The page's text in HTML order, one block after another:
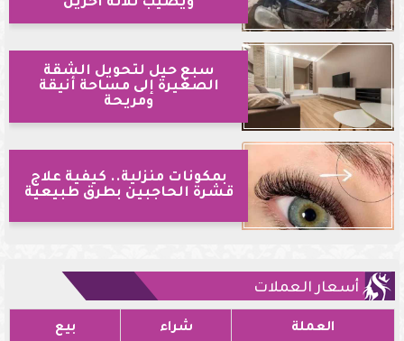
سبع حيل لتحويل الشقة
الصغيرة إلى مساحة أنيقة
ومريحة
بمكونات منزلية.. كيفية علاج
قشرة الحاجبين بطرق طبيعية
أسعار العملات
العملة شراء بيع